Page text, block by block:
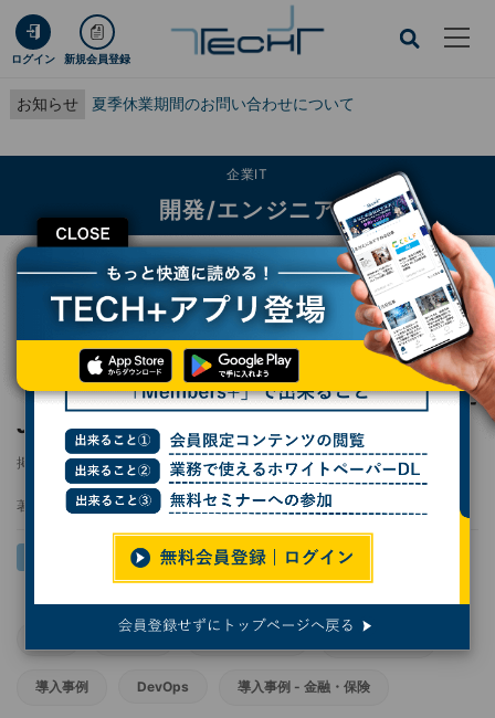
ログイン 新規会員登録
お知らせ 夏季休業期間のお問い合わせについて
CLOSE
企業IT
開発/エンジニア
TECH+ 企業IT
開発/エンジニア
「なんでも屋にはならない」 - SREを導入したJCBが感じた効果とは？
「なんでも屋にはならない」 - SREを導入した
JCBが感じた効果とは？
掲載日 2022/08/30 11:30 更新日2022/12/15 14:11
著者： 岩井 健太
導入事例 DevOps 導入事例 - 金融・保険